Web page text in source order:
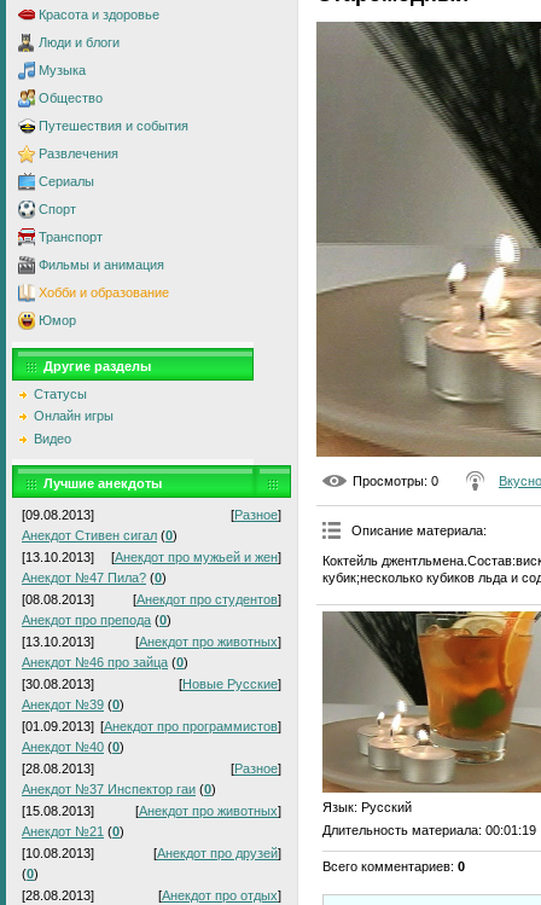
Красота и здоровье
Люди и блоги
Музыка
Общество
Путешествия и события
Развлечения
Сериалы
Спорт
Транспорт
Фильмы и анимация
Хобби и образование
Юмор
Другие разделы
Статусы
Онлайн игры
Видео
Лучшие анекдоты
[09.08.2013] [Разное]
Анекдот Стивен сигал (0)
[13.10.2013]
[Анекдот про мужьей и жен]
Анекдот №47 Пила? (0)
[08.08.2013]
[Анекдот про студентов]
Анекдот про препода (0)
[13.10.2013]
[Анекдот про животных]
Анекдот №46 про зайца (0)
[30.08.2013]
[Новые Русские]
Анекдот №39 (0)
[01.09.2013] [Анекдот про программистов]
Анекдот №40 (0)
[28.08.2013]
[Разное]
Анекдот №37 Инспектор гаи (0)
[15.08.2013]
[Анекдот про животных]
Анекдот №21 (0)
[10.08.2013]
[Анекдот про друзей]
(0)
[28.08.2013]
[Анекдот про отдых]
Просмотры: 0
Описание материала:
Коктейль
кубик;несколько кубиков льда и
Язык: Русский
Длительность материала: 00:01:19
Всего комментариев: 0